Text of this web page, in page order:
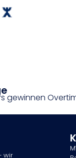
gewinnen
wir